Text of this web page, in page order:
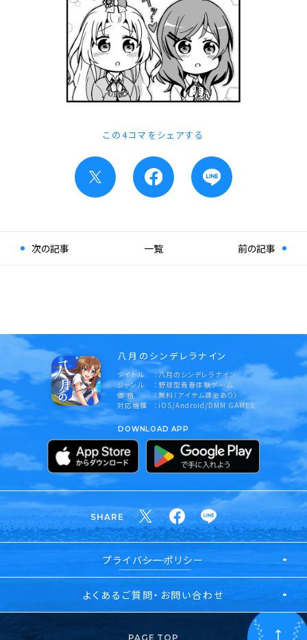
この4コマをシェアする
次の記事 前の記事
一覧
八月のシンデレラナイン
タイトル
八月のシンデレラナイン
ジャンル
野球型青春体験ゲーム
価 格
無料（アイテム課金あり）
対応機種
iOS/Android/DMM GAMES
DOWNLOAD APP
SHARE
プライバシーポリシー
よくあるご質問・お問い合わせ
PAGE TOP